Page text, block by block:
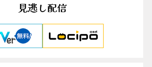
見逃し配信